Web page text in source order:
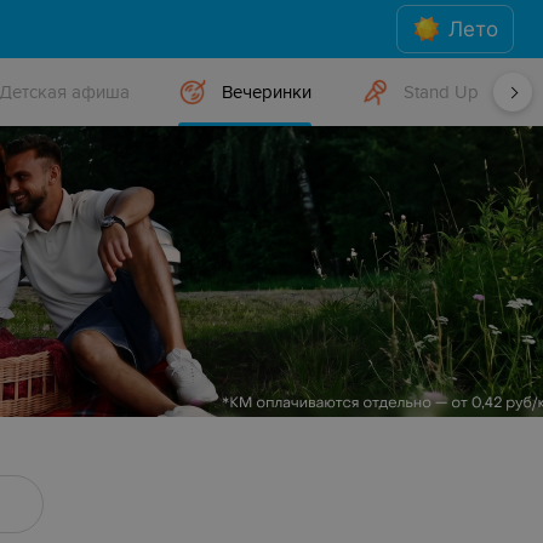
Лето
Детская афиша Вечеринки Stand Up